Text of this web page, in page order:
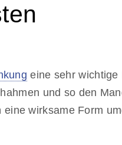
eine sehr wichtige
und so den
wirksame Form